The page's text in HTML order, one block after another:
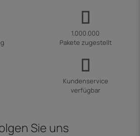
1.000.000
Pakete zugestellt
Kundenservice
verfügbar
Sie uns